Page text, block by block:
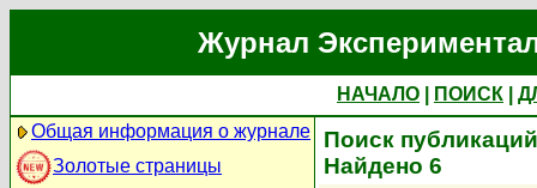
Журнал
НАЧАЛО ПОИСК
Общая информация о журнале
Золотые страницы
Поиск
Найдено 6